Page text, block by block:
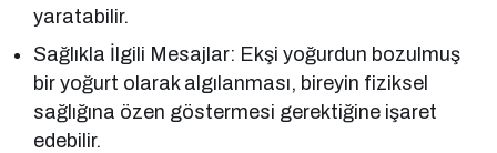
yaratabilir.
Sağlıkla İlgili Mesajlar: Ekşi yoğurdun bozulmuş
bir yoğurt olarak algılanması, bireyin fiziksel
sağlığına özen göstermesi gerektiğine işaret
edebilir.